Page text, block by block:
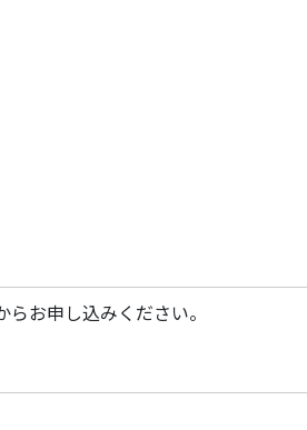
お申し込みください。